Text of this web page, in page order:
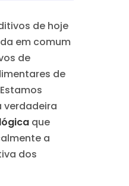
de hoje
em comum
de
de
verdadeira
que
a
dos